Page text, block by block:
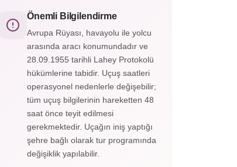
Mirası listesindeki yeraltı harikasıdır. Tuzdan
oyulmuş tüneller, heykeller ve şapellerle
büyüleyici bir atmosfer sunar.
Önemli Bilgilendirme
Avrupa Rüyası, havayolu ile yolcu
arasında aracı konumundadır ve
28.09.1955 tarihli Lahey Protokolü
hükümlerine tabidir. Uçuş saatleri
operasyonel nedenlerle değişebilir;
tüm uçuş bilgilerinin hareketten 48
saat önce teyit edilmesi
gerekmektedir. Uçağın iniş yaptığı
şehre bağlı olarak tur programında
değişiklik yapılabilir.